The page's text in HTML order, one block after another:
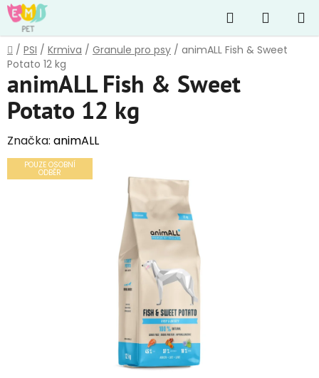
Přejít
na
obsah
Hledat
KOŠÍK
Domů
/ PSI / Krmiva / Granule pro psy / animALL Fish & Sweet
Potato 12 kg
animALL Fish & Sweet
Potato 12 kg
Značka: animALL
POUZE OSOBNÍ
ODBĚR